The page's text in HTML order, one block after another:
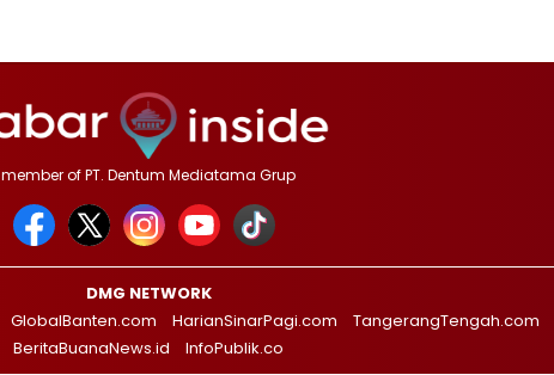
member of PT. Dentum Mediatama Grup
DMG NETWORK
GlobalBanten.com HarianSinarPagi.com TangerangTengah.com
BeritaBuanaNews.id
InfoPublik.co